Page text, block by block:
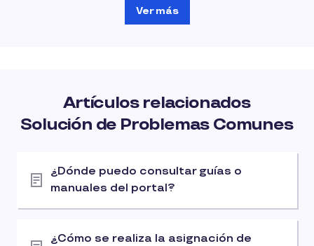
Ver más
Artículos relacionados
Solución de Problemas Comunes
¿Dónde puedo consultar guías o
manuales del portal?
¿Cómo se realiza la asignación de